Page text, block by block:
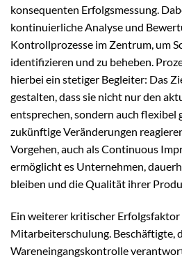
konsequenten Erfolgsmessung.
kontinuierliche Analyse und
Kontrollprozesse im Zentrum, um
identifizieren und zu beheben.
hierbei ein stetiger Begleiter: Das
gestalten, dass sie nicht nur den
entsprechen, sondern auch flexibel
zukünftige Veränderungen
Vorgehen, auch als Continuous
ermöglicht es Unternehmen,
bleiben und die Qualität ihrer
Ein weiterer kritischer Erfolgsfaktor
Mitarbeiterschulung. Beschäftigte,
Wareneingangskontrolle